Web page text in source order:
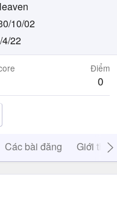
10/02
22
Điểm
0
Các bài đăng Giới thiệu